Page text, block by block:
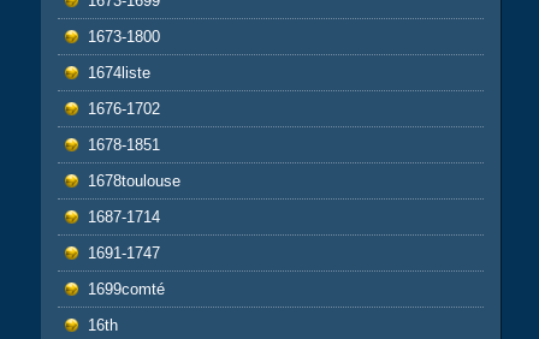
1673-1800
1674liste
1676-1702
1678-1851
1678toulouse
1687-1714
1691-1747
1699comté
16th